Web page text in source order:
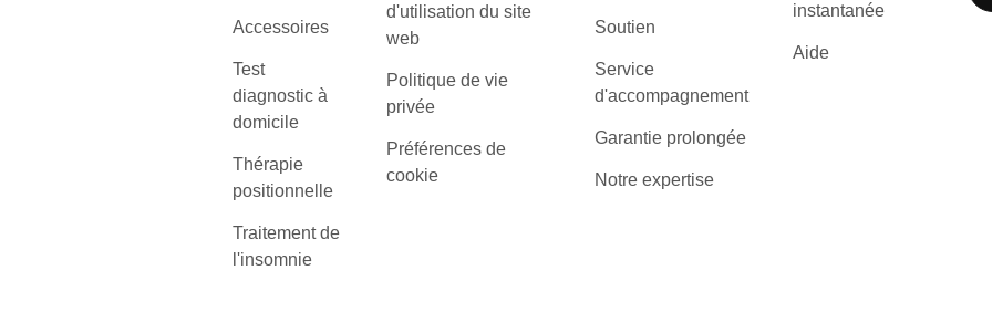
Accessoires
Test
diagnostic à
domicile
Thérapie
positionnelle
Traitement de
l'insomnie
d'utilisation du site
web
Politique de vie
privée
Préférences de
cookie
Soutien
Service
d'accompagnement
Garantie prolongée
Notre expertise
instantanée
Aide